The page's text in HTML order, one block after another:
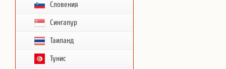
Словения
Сингапур
Таиланд
Тунис